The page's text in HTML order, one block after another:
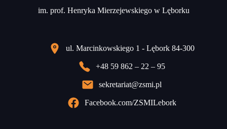
im. prof. Henryka Mierzejewskiego w Lęborku
ul. Marcinkowskiego 1 - Lębork 84-300
+48 59 862 – 22 – 95
sekretariat@zsmi.pl
Facebook.com/ZSMILebork